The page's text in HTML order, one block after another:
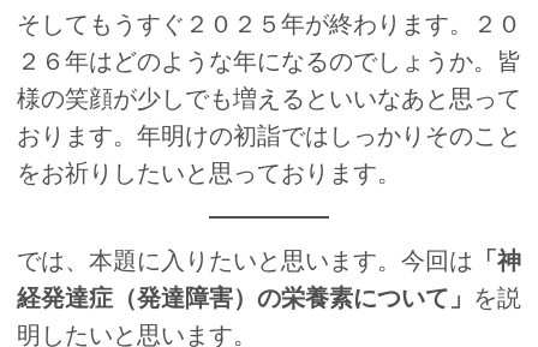
そしてもうすぐ２０２５年が終わります。２０
２６年はどのような年になるのでしょうか。皆
様の笑顔が少しでも増えるといいなあと思って
おります。年明けの初詣ではしっかりそのこと
をお祈りしたいと思っております。
では、本題に入りたいと思います。今回は 「神
経発達症（発達障害）の栄養素について 」 を説
明したいと思います。